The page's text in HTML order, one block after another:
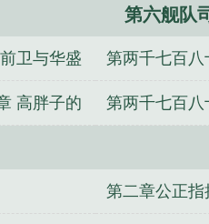
偷偷藏不住 商
幸臣 混乱家庭派对 想抱你
缠腰 三人行 裴医生 青
露水
南海
军北海舰队司令 东海舰队
第六舰队
卫与华盛 第两千七百
的飞行怪物
高胖子的 第两千七百
第二章公正指